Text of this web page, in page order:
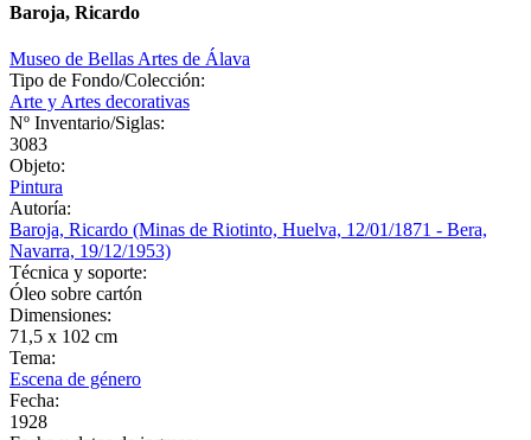
Baroja, Ricardo
Museo de Bellas Artes de Álava
Tipo de Fondo/Colección:
Arte y Artes decorativas
Nº Inventario/Siglas:
3083
Objeto:
Pintura
Autoría:
Baroja, Ricardo (Minas de Riotinto, Huelva, 12/01/1871 - Bera,
Navarra, 19/12/1953)
Técnica y soporte:
Óleo sobre cartón
Dimensiones:
71,5 x 102 cm
Tema:
Escena de género
Fecha:
1928